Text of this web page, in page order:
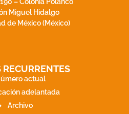
– Colonia Polanco
Miguel Hidalgo
de México (México)
RECURRENTES
actual
adelantada
Archivo